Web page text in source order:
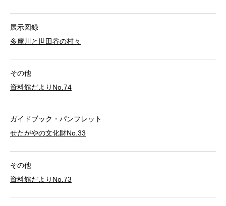
展示図録
多摩川と世田谷の村々
その他
資料館だよりNo.74
ガイドブック・パンフレット
せたがやの文化財No.33
その他
資料館だよりNo.73